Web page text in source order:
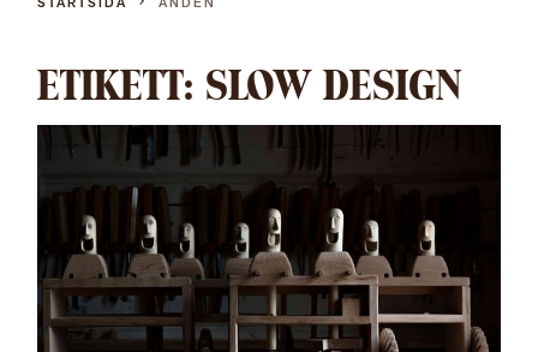
ETIKETT: SLOW DESIGN